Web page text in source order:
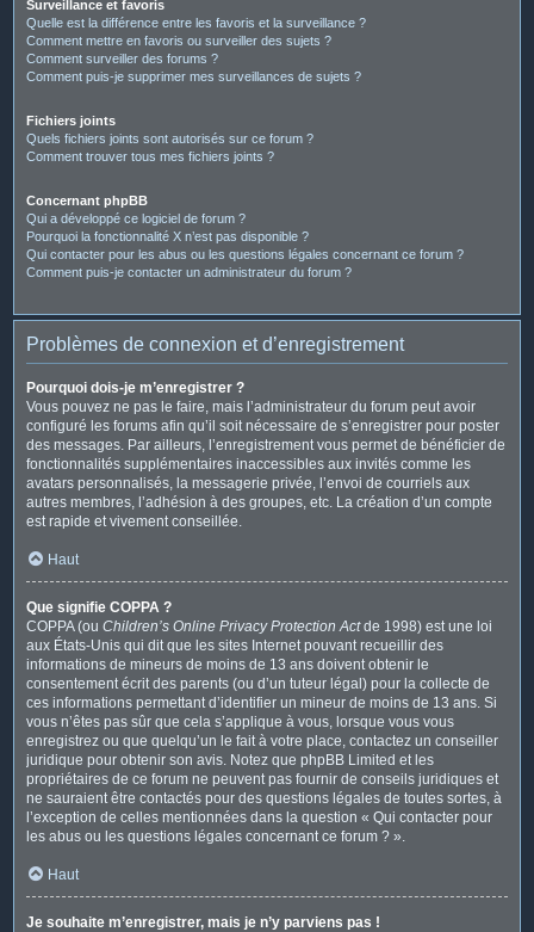
Surveillance et favoris
Quelle est la différence entre les favoris et la surveillance ?
Comment mettre en favoris ou surveiller des sujets ?
Comment surveiller des forums ?
Comment puis-je supprimer mes surveillances de sujets ?
Fichiers joints
Quels fichiers joints sont autorisés sur ce forum ?
Comment trouver tous mes fichiers joints ?
Concernant phpBB
Qui a développé ce logiciel de forum ?
Pourquoi la fonctionnalité X n’est pas disponible ?
Qui contacter pour les abus ou les questions légales concernant ce forum ?
Comment puis-je contacter un administrateur du forum ?
Problèmes de connexion et d’enregistrement
Pourquoi dois-je m’enregistrer ?
Vous pouvez ne pas le faire, mais l’administrateur du forum peut avoir
configuré les forums afin qu’il soit nécessaire de s’enregistrer pour poster
des messages. Par ailleurs, l’enregistrement vous permet de bénéficier de
fonctionnalités supplémentaires inaccessibles aux invités comme les
avatars personnalisés, la messagerie privée, l’envoi de courriels aux
autres membres, l’adhésion à des groupes, etc. La création d’un compte
est rapide et vivement conseillée.
Haut
Que signifie COPPA ?
COPPA (ou Children’s Online Privacy Protection Actde 1998) est une loi
aux États-Unis qui dit que les sites Internet pouvant recueillir des
informations de mineurs de moins de 13 ans doivent obtenir le
consentement écrit des parents (ou d’un tuteur légal) pour la collecte de
ces informations permettant d’identifier un mineur de moins de 13 ans. Si
vous n’êtes pas sûr que cela s’applique à vous, lorsque vous vous
enregistrez ou que quelqu’un le fait à votre place, contactez un conseiller
juridique pour obtenir son avis. Notez que phpBB Limited et les
propriétaires de ce forum ne peuvent pas fournir de conseils juridiques et
ne sauraient être contactés pour des questions légales de toutes sortes, à
l’exception de celles mentionnées dans la question « Qui contacter pour
les abus ou les questions légales concernant ce forum ? ».
Haut
Je souhaite m’enregistrer, mais je n’y parviens pas !